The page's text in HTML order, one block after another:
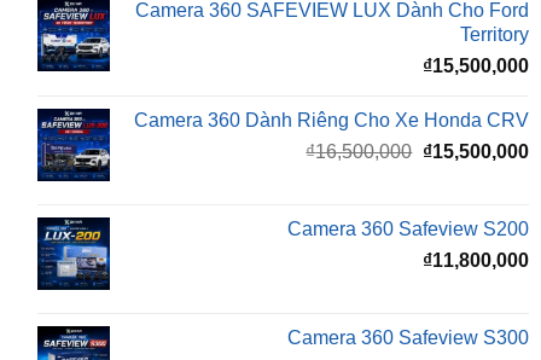
Camera 360 Dành Riêng Cho Xe Honda CRV
gốc
là:
₫16,500,000.
Camera 360 Safeview S200
Camera 360 Safeview S300